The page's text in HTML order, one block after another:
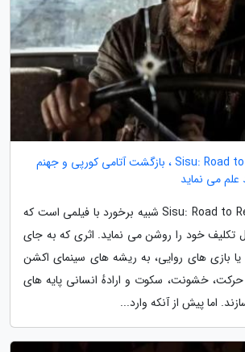
آنالیز فیلم Sisu: Road to Revenge ، بازگشت آتامی کورپی و جهنم
علم می نماید
تماشای فیلم Sisu: Road to Revenge شبیه برخورد با فیلمی است که
تکلیف خود را روشن می نماید. اثری که به جای
بازی های روایی، به ریشه های سینمای اکشن
خشونت، سکوت و ارادهٔ انسانی پایه های
اما پیش از آنکه وارد...